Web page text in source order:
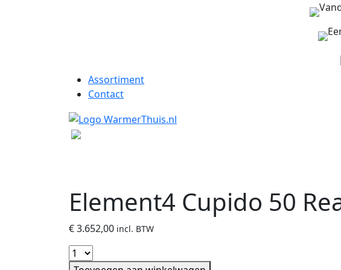
Assortiment
Contact
Element4 Cupido 50
€3.652,00 incl. BTW